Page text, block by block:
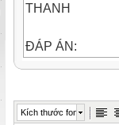
THANH
ĐÁP ÁN:
THANH
Kích thước font